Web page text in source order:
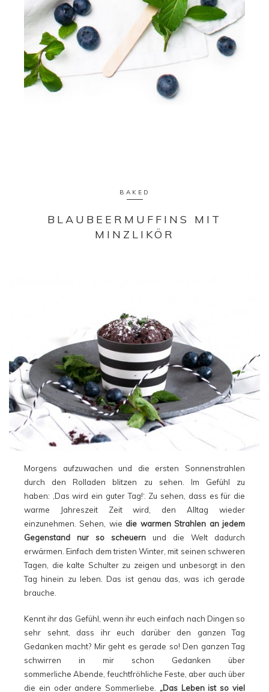
BAKED
BLAUBEERMUFFINS MIT
MINZLIKÖR
Morgens aufzuwachen und die ersten Sonnenstrahlen
durch den Rolladen blitzen zu sehen. Im Gefühl zu
haben: ‚Das wird ein guter Tag!‘. Zu sehen, dass es für die
warme Jahreszeit Zeit wird, den Alltag wieder
einzunehmen. Sehen, wie die warmen Strahlen an jedem
Gegenstand nur so scheuern und die Welt dadurch
erwärmen. Einfach dem tristen Winter, mit seinen schweren
Tagen, die kalte Schulter zu zeigen und unbesorgt in den
Tag hinein zu leben. Das ist genau das, was ich gerade
brauche.
Kennt ihr das Gefühl, wenn ihr euch einfach nach Dingen so
sehr sehnt, dass ihr euch darüber den ganzen Tag
Gedanken macht? Mir geht es gerade so! Den ganzen Tag
schwirren in mir schon Gedanken über
sommerliche Abende, feuchtfröhliche Feste, aber auch über
die ein oder andere Sommerliebe. „Das Leben ist so viel